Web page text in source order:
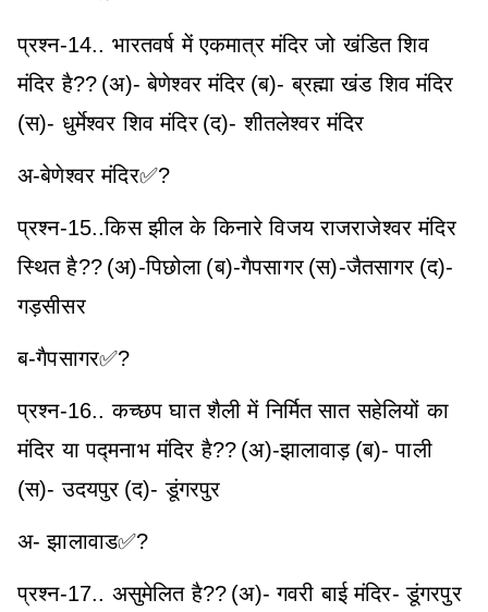
प्रश्न-14.. भारतवर्ष में एकमात्र मंदिर जो खंडित शिव
मंदिर है?? (अ)- बेणेश्वर मंदिर (ब)- ब्रह्मा खंड शिव मंदिर
(स)- धुर्मेश्वर शिव मंदिर (द)- शीतलेश्वर मंदिर
अ-बेणेश्वर मंदिर✅?
प्रश्न-15..किस झील के किनारे विजय राजराजेश्वर मंदिर
स्थित है?? (अ)-पिछोला (ब)-गैपसागर (स)-जैतसागर (द)-
गड़सीसर
ब-गैपसागर✅?
प्रश्न-16.. कच्छप घात शैली में निर्मित सात सहेलियों का
मंदिर या पद्मनाभ मंदिर है?? (अ)-झालावाड़ (ब)- पाली
(स)- उदयपुर (द)- डूंगरपुर
अ- झालावाड✅?
प्रश्न-17.. असुमेलित है?? (अ)- गवरी बाई मंदिर- डूंगरपुर